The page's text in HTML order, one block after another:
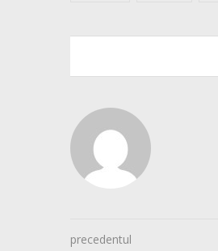
precedentul